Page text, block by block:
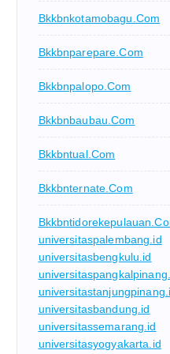
Bkkbnkotamobagu.com
Bkkbnparepare.com
Bkkbnpalopo.com
Bkkbnbaubau.com
Bkkbntual.com
Bkkbnternate.com
universitaspalembang.id
universitasbengkulu.id
universitasbandung.id
universitassemarang.id
universitasyogyakarta.id